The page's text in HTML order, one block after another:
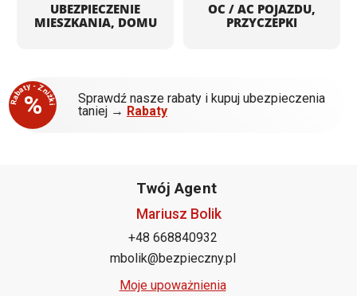
UBEZPIECZENIE
MIESZKANIA, DOMU
OC / AC POJAZDU,
PRZYCZEPKI
%
Rabaty - Zniżki
Sprawdź nasze rabaty i kupuj ubezpieczenia
taniej → Rabaty
Twój Agent
Mariusz Bolik
+48 668840932
mbolik@bezpieczny.pl
Moje upoważnienia